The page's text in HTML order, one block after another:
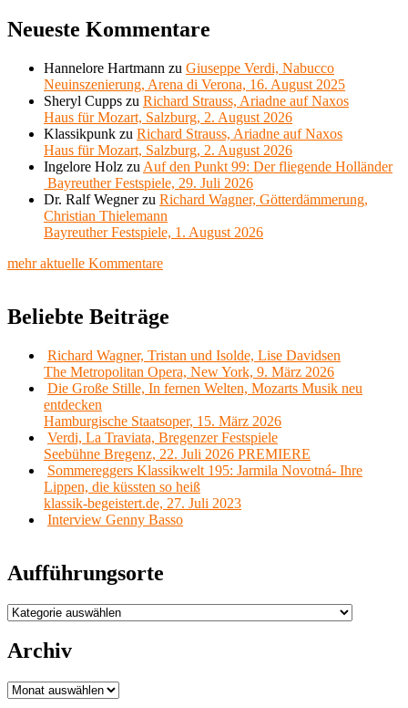
Neueste Kommentare
Hannelore Hartmann zu Giuseppe Verdi, Nabucco
Neuinszenierung, Arena di Verona, 16. August 2025
Sheryl Cupps zu Richard Strauss, Ariadne auf Naxos
Haus für Mozart, Salzburg, 2. August 2026
Klassikpunk zu Richard Strauss, Ariadne auf Naxos
Haus für Mozart, Salzburg, 2. August 2026
Ingelore Holz zu Auf den Punkt 99: Der fliegende Holländer
Bayreuther Festspiele, 29. Juli 2026
Dr. Ralf Wegnerzu Richard Wagner, Götterdämmerung,
Christian Thielemann
Bayreuther Festspiele, 1. August 2026
mehr aktuelle Kommentare
Beliebte Beiträge
Richard Wagner, Tristan und Isolde, Lise Davidsen
The Metropolitan Opera, New York, 9. März 2026
Die Große Stille, In fernen Welten, Mozarts Musik neu
entdecken
Hamburgische Staatsoper, 15. März 2026
Verdi, La Traviata, Bregenzer Festspiele
Seebühne Bregenz, 22. Juli 2026 PREMIERE
Sommereggers Klassikwelt 195: Jarmila Novotná- Ihre
Lippen, die küssten so heiß
klassik-begeistert.de, 27. Juli 2023
Interview Genny Basso
Aufführungsorte
Aufführungsorte
Archiv
Archiv